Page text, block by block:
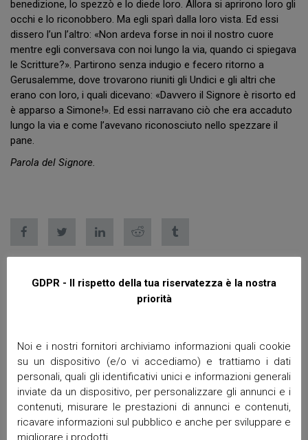
benedizione, lo spezzò e lo diede loro. Allora si aprirono loro gli
occhi e lo riconobbero. Ma egli sparì dalla loro vista. Ed essi
dissero l’un l’altro: «Non ardeva forse in noi il nostro cuore
mentre egli conversava con noi lungo la via, quando ci spiegava
le Scritture?». Partirono senza indugio e fecero ritorno a
Gerusalemme, dove trovarono riuniti gli Undici e gli altri che
erano con loro, i quali dicevano: «Davvero il Signore è risorto ed
è apparso a Simone!». Ed essi narravano ciò che era accaduto
lungo la via e come l’avevano riconosciuto nello spezzare il
pane.
Parola del Signore.
PELLEGRINAGGIO ALLA BASILICA DI SANT’ANTONIO DI PADOVA
Medjugorje DURANTE IL FESTIVAL DEI GIOVANI
Solennità del CORPUS DOMINI Giovedì 4 giugno 2026
5 PASSI ALLA VITA IN DIALOGO CON LA COMUNITÀ
SACRO CUORE
GDPR - Il rispetto della tua riservatezza è la nostra
priorità
Noi e i nostri fornitori archiviamo informazioni quali cookie
su un dispositivo (e/o vi accediamo) e trattiamo i dati
personali, quali gli identificativi unici e informazioni generali
inviate da un dispositivo, per personalizzare gli annunci e i
contenuti, misurare le prestazioni di annunci e contenuti,
ricavare informazioni sul pubblico e anche per sviluppare e
migliorare i prodotti.